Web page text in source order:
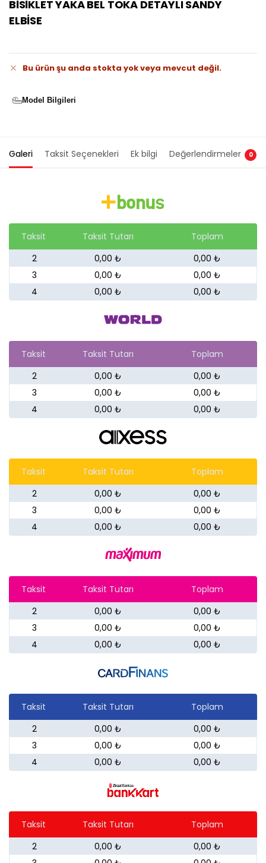
BİSİKLET YAKA BEL TOKA DETAYLI SANDY
ELBİSE
Bu ürün şu anda stokta yok veya mevcut değil.
Model Bilgileri
Galeri Taksit Seçenekleri Ek bilgi Değerlendirmeler 0
Taksit Taksit Tutarı
Toplam
2
0,00 ₺
0,00 ₺
3
0,00 ₺
0,00 ₺
4
0,00 ₺ 0,00 ₺
Taksit Taksit Tutarı
Toplam
2
0,00 ₺
0,00 ₺
3
0,00 ₺
0,00 ₺
4
0,00 ₺ 0,00 ₺
Taksit Taksit Tutarı
Toplam
2
0,00 ₺
0,00 ₺
3
0,00 ₺
0,00 ₺
4
0,00 ₺ 0,00 ₺
Taksit Taksit Tutarı
Toplam
2
0,00 ₺
0,00 ₺
3
0,00 ₺
0,00 ₺
4
0,00 ₺ 0,00 ₺
Taksit Taksit Tutarı
Toplam
2
0,00 ₺
0,00 ₺
3
0,00 ₺
0,00 ₺
4
0,00 ₺ 0,00 ₺
Taksit Taksit Tutarı
Toplam
2
0,00 ₺
0,00 ₺